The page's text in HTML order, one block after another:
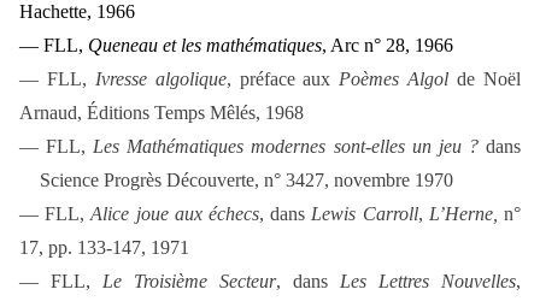
Hachette, 1966
— FLL, Queneau et les mathématiques, Arc n° 28, 1966
— FLL, Ivresse algolique, préface aux Poèmes Algol de Noël
Arnaud, Éditions Temps Mêlés, 1968
— FLL, Les Mathématiques modernes sont-elles un jeu ?dans
Science Progrès Découverte, n° 3427, novembre 1970
— FLL,Alice joue aux échecs, dans Lewis Carroll, L’Herne, n°
17, pp. 133-147, 1971
— FLL, Le Troisième Secteur, dans Les Lettres Nouvelles,